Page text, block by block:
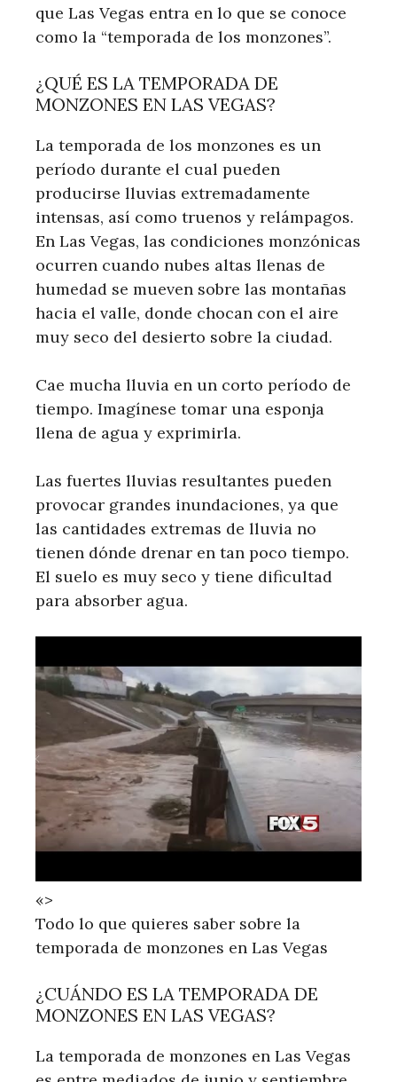
que Las Vegas entra en lo que se conoce
como la “temporada de los monzones”.
¿QUÉ ES LA TEMPORADA DE
MONZONES EN LAS VEGAS?
La temporada de los monzones es un
período durante el cual pueden
producirse lluvias extremadamente
intensas, así como truenos y relámpagos.
En Las Vegas, las condiciones monzónicas
ocurren cuando nubes altas llenas de
humedad se mueven sobre las montañas
hacia el valle, donde chocan con el aire
muy seco del desierto sobre la ciudad.
Cae mucha lluvia en un corto período de
tiempo. Imagínese tomar una esponja
llena de agua y exprimirla.
Las fuertes lluvias resultantes pueden
provocar grandes inundaciones, ya que
las cantidades extremas de lluvia no
tienen dónde drenar en tan poco tiempo.
El suelo es muy seco y tiene dificultad
para absorber agua.
«>
Todo lo que quieres saber sobre la
temporada de monzones en Las Vegas
¿CUÁNDO ES LA TEMPORADA DE
MONZONES EN LAS VEGAS?
La temporada de monzones en Las Vegas